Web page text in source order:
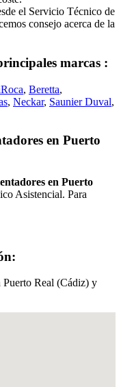
el Servicio Técnico de
consejo acerca de la
marcas :
, Beretta,
, Neckar, Saunier Duval,
en Puerto
en Puerto
Asistencial. Para
Real (Cádiz) y